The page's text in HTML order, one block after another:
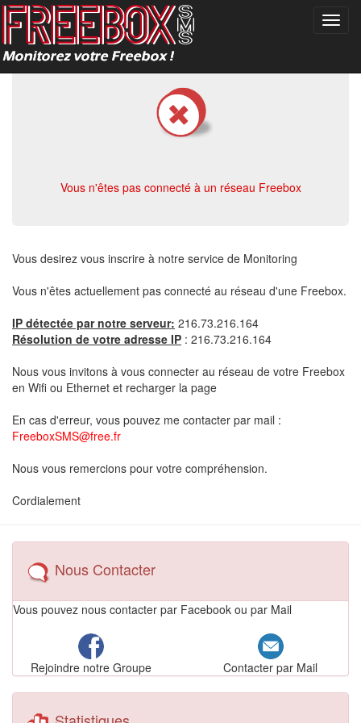
Vous n'êtes pas connecté à un réseau Freebox
Vous desirez vous inscrire à notre service de Monitoring
Vous n'êtes actuellement pas connecté au réseau d'une Freebox.
IP détectée par notre serveur: 216.73.216.164
Résolution de votre adresse IP : 216.73.216.164
Nous vous invitons à vous connecter au réseau de votre Freebox
en Wifi ou Ethernet et recharger la page
En cas d'erreur, vous pouvez me contacter par mail :
FreeboxSMS@free.fr
Nous vous remercions pour votre compréhension.
Cordialement
Nous Contacter
Vous pouvez nous contacter par Facebook ou par Mail
Rejoindre notre Groupe Contacter par Mail